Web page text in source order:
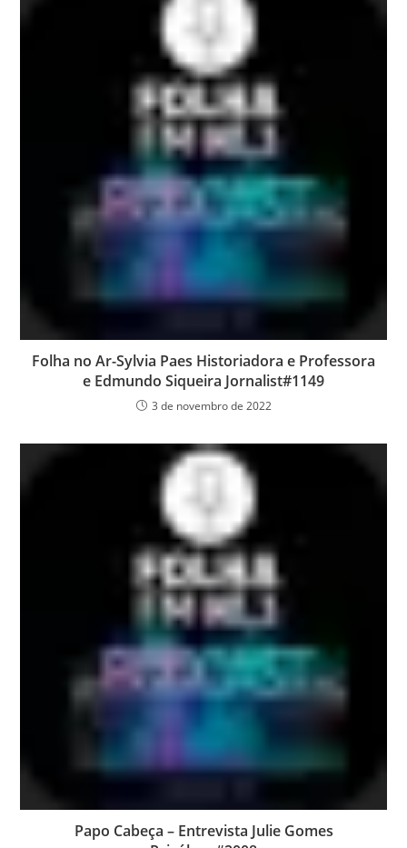
Folha no Ar-Sylvia Paes Historiadora e Professora
e Edmundo Siqueira Jornalist#1149
3 de novembro de 2022
Papo Cabeça – Entrevista Julie Gomes